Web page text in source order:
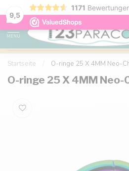
9,5
1171
Kostenlose Lieferung nach Hause ab
MENU
Startseite O-ringe 25 X 4MM Neo-
O-ringe 25 X 4MM Neo-